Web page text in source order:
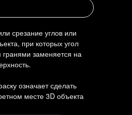
срезание углов или
при которых угол
заменяется на
означает сделать
месте 3D объекта